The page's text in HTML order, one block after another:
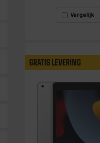
Vergelijk
GRATIS LEVERING